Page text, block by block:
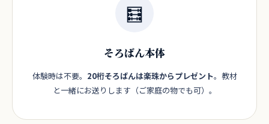
🧮
そろばん本体
体験時は不要。 20桁そろばんは楽珠からプレゼント。教材
と一緒にお送りします（ご家庭の物でも可）。